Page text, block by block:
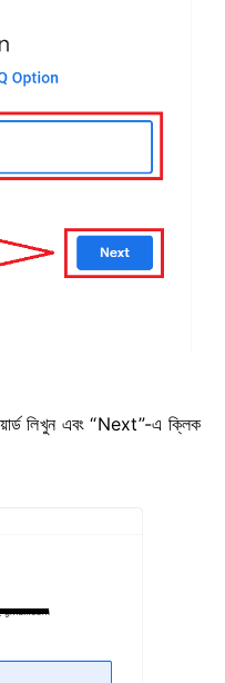
লিখুন এবং “Next”-এ ক্লিক